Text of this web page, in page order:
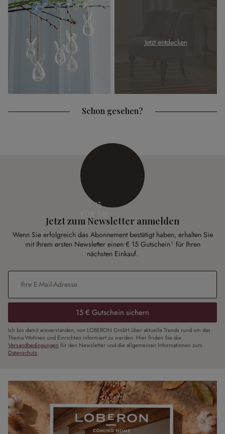
Jetzt entdecken
Schon gesehen?
€ 15
Jetzt zum Newsletter anmelden
Wenn Sie erfolgreich das Abonnement bestätigt haben, erhalten Sie
mit Ihrem ersten Newsletter einen € 15 Gutschein¹ für Ihren
nächsten Einkauf.
E-Mail-Adresse
15 € Gutschein sichern
Ich bin damit einverstanden, von LOBERON GmbH über aktuelle Trends rund um das
Thema Wohnen und Einrichten informiert zu werden. Hier finden Sie die
Versandbedingungen für den Newsletter und die allgemeinen Informationen zum
Datenschutz.